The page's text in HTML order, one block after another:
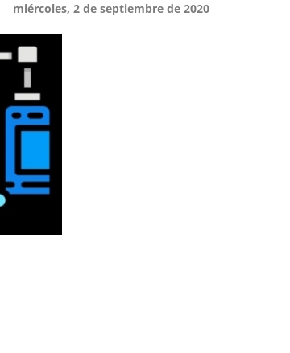
miércoles, 2 de septiembre de 2020